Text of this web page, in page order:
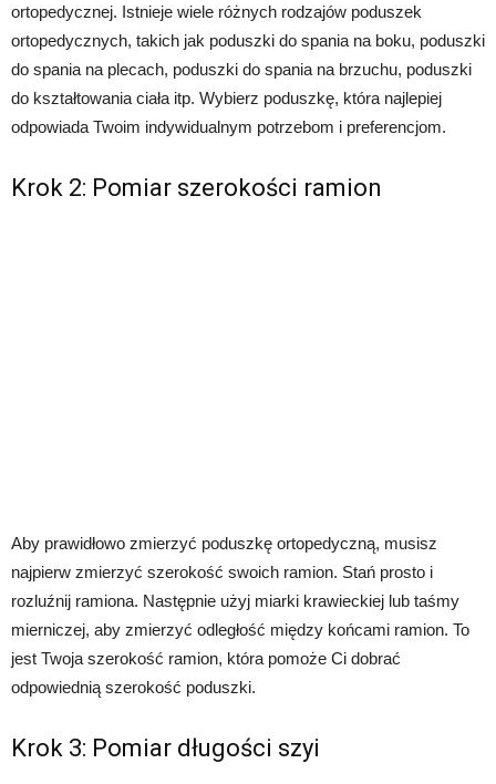
ortopedycznej. Istnieje wiele różnych rodzajów poduszek
ortopedycznych, takich jak poduszki do spania na boku, poduszki
do spania na plecach, poduszki do spania na brzuchu, poduszki
do kształtowania ciała itp. Wybierz poduszkę, która najlepiej
odpowiada Twoim indywidualnym potrzebom i preferencjom.
Krok 2: Pomiar szerokości ramion
Aby prawidłowo zmierzyć poduszkę ortopedyczną, musisz
najpierw zmierzyć szerokość swoich ramion. Stań prosto i
rozluźnij ramiona. Następnie użyj miarki krawieckiej lub taśmy
mierniczej, aby zmierzyć odległość między końcami ramion. To
jest Twoja szerokość ramion, która pomoże Ci dobrać
odpowiednią szerokość poduszki.
Krok 3: Pomiar długości szyi